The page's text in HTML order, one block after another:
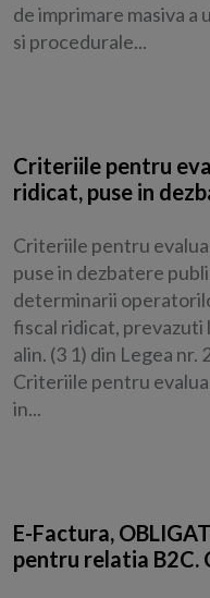
de imprimare masiva
si procedurale...
Criteriile pentru
ridicat, puse in
Criteriile pentru
puse in dezbatere
determinarii
fiscal ridicat, prevazuti
alin. (3 1) din Legea
Criteriile pentru
in...
E-Factura,
pentru relatia B2C.